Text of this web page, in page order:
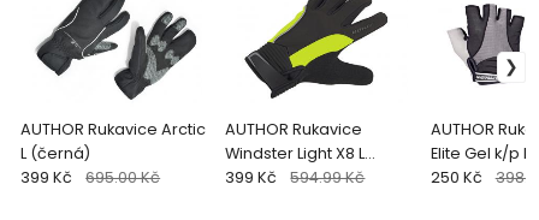
AUTHOR Rukavice Arctic
L (černá)
399 Kč 695.00 Kč
AUTHOR Rukavice
Windster Light X8 L
(černá/žlutá-neonová)
399 Kč 594.99 Kč
AUTHOR
Elite Gel k/p
250 Kč